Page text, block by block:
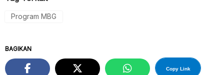
Program MBG
BAGIKAN
Copy Link